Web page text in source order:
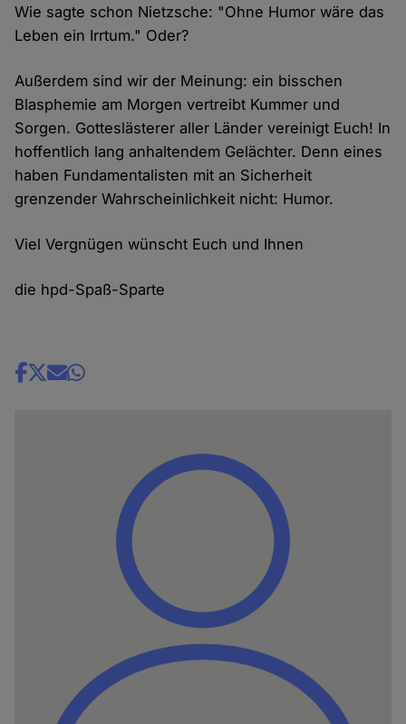
Wie sagte schon Nietzsche: "Ohne Humor wäre das
Leben ein Irrtum." Oder?
Außerdem sind wir der Meinung: ein bisschen
Blasphemie am Morgen vertreibt Kummer und
Sorgen. Gotteslästerer aller Länder vereinigt Euch! In
hoffentlich lang anhaltendem Gelächter. Denn eines
haben Fundamentalisten mit an Sicherheit
grenzender Wahrscheinlichkeit nicht: Humor.
Viel Vergnügen wünscht Euch und Ihnen
die hpd-Spaß-Sparte
Share